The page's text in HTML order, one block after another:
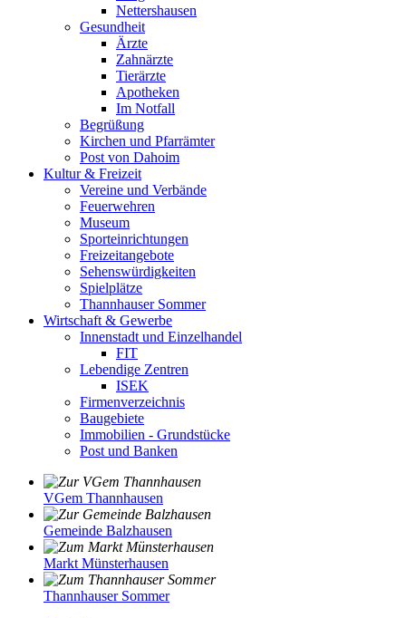
Nettershausen
Gesundheit
Ärzte
Zahnärzte
Tierärzte
Apotheken
Im Notfall
Begrüßung
Kirchen und Pfarrämter
Post von Dahoim
Kultur & Freizeit
Vereine und Verbände
Feuerwehren
Museum
Sporteinrichtungen
Freizeitangebote
Sehenswürdigkeiten
Spielplätze
Thannhauser Sommer
Wirtschaft & Gewerbe
Innenstadt und Einzelhandel
FIT
Lebendige Zentren
ISEK
Firmenverzeichnis
Baugebiete
Immobilien - Grundstücke
Post und Banken
VGem Thannhausen
Gemeinde Balzhausen
Markt Münsterhausen
Thannhauser Sommer